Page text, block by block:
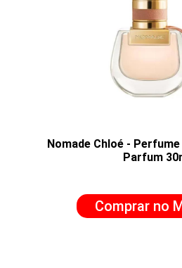
Nomade Chloé -
Parfum
Comprar no